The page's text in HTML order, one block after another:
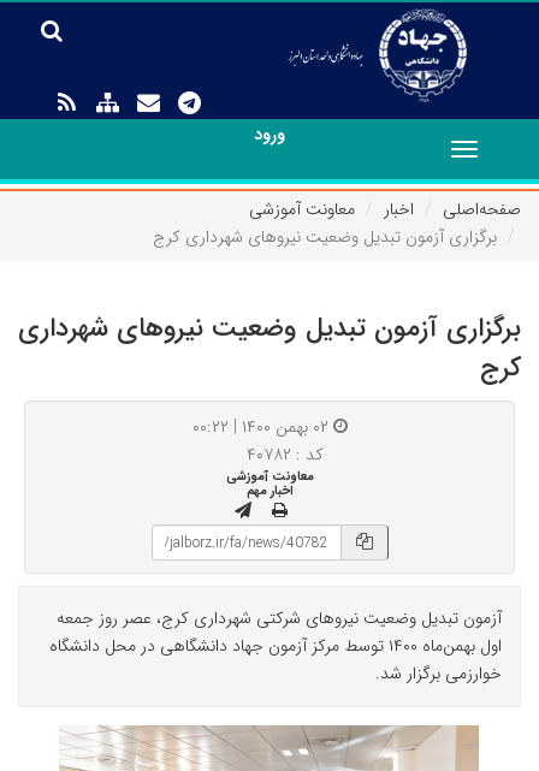
ورود
Toggle
navigation
صفحه‌اصلی
اخبار
معاونت آموزشی
برگزاری آزمون‌ تبدیل وضعیت نیروهای شهرداری کرج
برگزاری آزمون‌ تبدیل وضعیت نیروهای شهرداری
کرج
کد : ۴۰۷۸۲
معاونت آموزشی
اخبار مهم
آزمون تبدیل وضعیت نیرو‌های شرکتی شهرداری کرج، عصر روز جمعه
اول بهمن‌ماه ۱۴۰۰ توسط مرکز آزمون جهاد دانشگاهی در محل دانشگاه
خوارزمی برگزار شد.